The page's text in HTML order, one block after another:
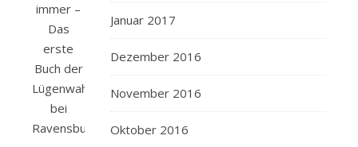
immer –
Das
erste
Buch der
Lügenwahrheit“
bei
Ravensburger.
Januar 2017
Dezember 2016
November 2016
Oktober 2016